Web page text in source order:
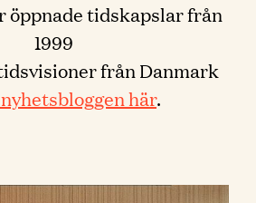
öppnade tidskapslar från
1999
från Danmark
här.